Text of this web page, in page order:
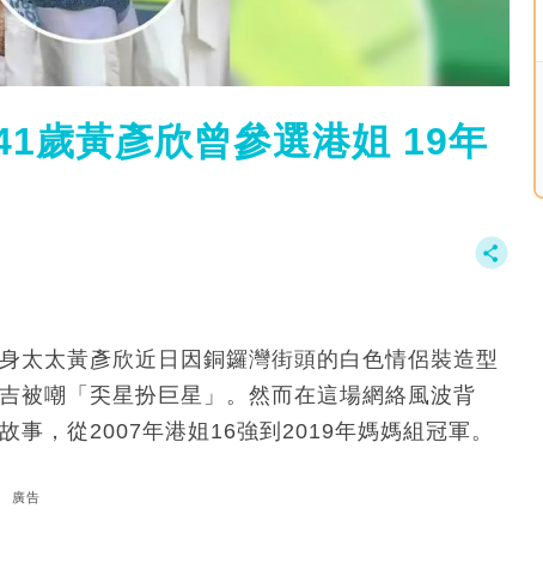
歲黃彥欣曾參選港姐 19年
太太黃彥欣近日因銅鑼灣街頭的白色情侶裝造型
被嘲「奀星扮巨星」。然而在這場網絡風波背
事，從2007年港姐16強到2019年媽媽組冠軍。
廣告